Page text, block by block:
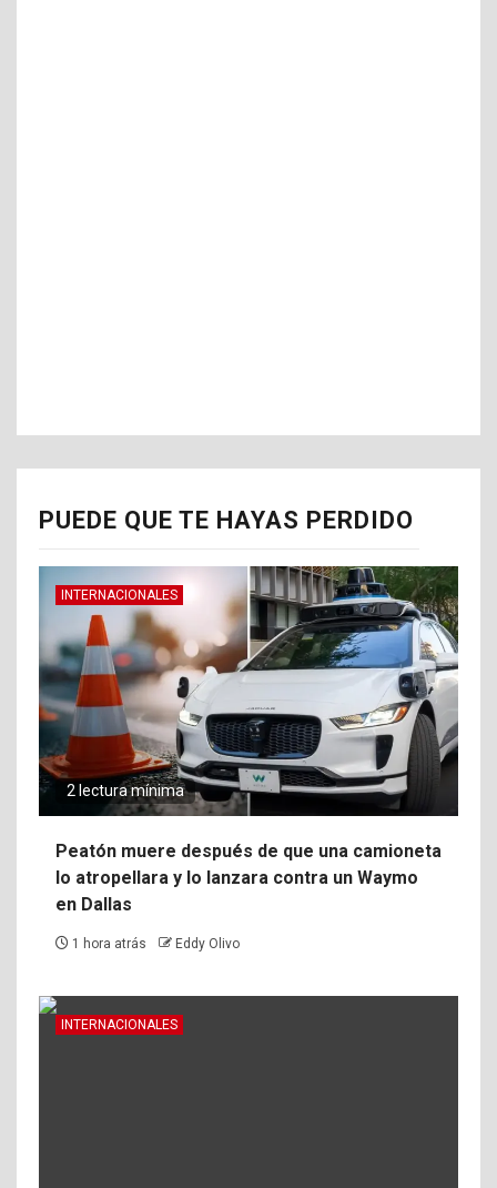
PUEDE QUE TE HAYAS PERDIDO
INTERNACIONALES
2 lectura mínima
Peatón muere después de que una camioneta
lo atropellara y lo lanzara contra un Waymo
en Dallas
1 hora atrás Eddy Olivo
INTERNACIONALES